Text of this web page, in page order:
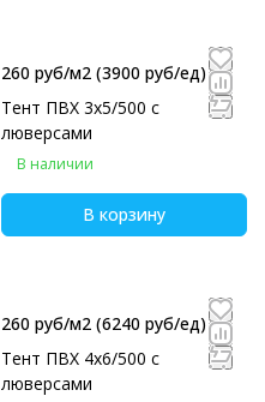
260 руб/м2 (3900 руб/eд)
Тент ПВХ 3х5/500 с
люверсами
В наличии
В корзину
260 руб/м2 (6240 руб/eд)
Тент ПВХ 4х6/500 с
люверсами